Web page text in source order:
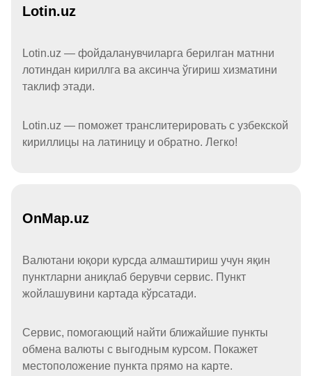
Lotin.uz
Lotin.uz — фойдаланувчиларга берилган матнни
лотиндан кириллга ва аксинча ўгириш хизматини
таклиф этади.
Lotin.uz — поможет транслитерировать с узбекской
кириллицы на латиницу и обратно. Легко!
OnMap.uz
Валютани юқори курсда алмаштириш учун яқин
пунктларни аниқлаб берувчи сервис. Пункт
жойлашувини картада кўрсатади.
Сервис, помогающий найти ближайшие пункты
обмена валюты с выгодным курсом. Покажет
местоположение пункта прямо на карте.